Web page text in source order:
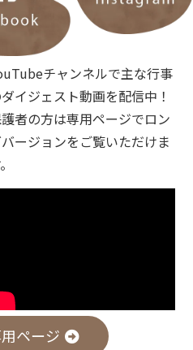
チャンネルで主な行事
イジェスト動画を配信中！
者の方は専用ページでロン
ージョンをご覧いただけま
ページ